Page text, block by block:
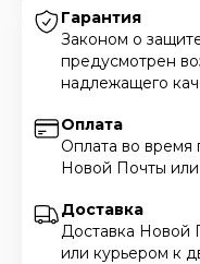
Гарантия
Законом о
предусмотрен
надлежащего
Оплата
Оплата во время
Новой Почты или
Доставка
Доставка Новой
или курьером к